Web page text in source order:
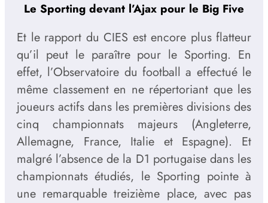
Le Sporting devant l’Ajax pour le Big Five
Et le rapport du CIES est encore plus flatteur
qu’il peut le paraître pour le Sporting. En
effet, l’Observatoire du football a effectué le
même classement en ne répertoriant que les
joueurs actifs dans les premières divisions des
cinq championnats majeurs (Angleterre,
Allemagne, France, Italie et Espagne). Et
malgré l’absence de la D1 portugaise dans les
championnats étudiés, le Sporting pointe à
une remarquable treizième place, avec pas